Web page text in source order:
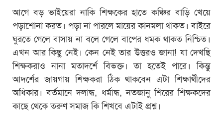
আগে বড় ভাইয়েরা নাকি শিক্ষকের হাতে কঞ্চির বাড়ি খেয়ে
পড়াশোনা করত। পড়া না পারলে মায়ের কানমলা থাকত। বাইরে
ঘুরতে গেলে বাসায় না বলে গেলে বাপের ধমক থাকত নিশ্চিত।
এখন আর কিছু নেই। কেন নেই তার উত্তরও জানা! যা দেখছি
শিক্ষকরাও নানা মতাদর্শে বিভক্ত। তা হতেই পারে। কিন্তু
আদর্শের জায়গায় শিক্ষকরা ঠিক থাকবেন এটা শিক্ষার্থীদের
অধিকার। বর্তমানে দলান্ধ, ধর্মান্ধ, নতজানু শিরের শিক্ষকদের
কাছে থেকে তরুণ সমাজ কি শিখবে এটাই প্রশ্ন।